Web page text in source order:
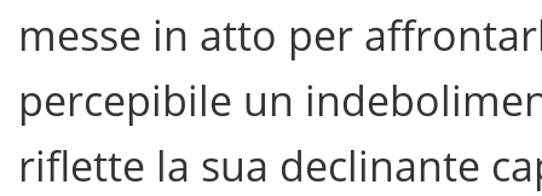
messe in atto per
percepibile un
riflette la sua declinante